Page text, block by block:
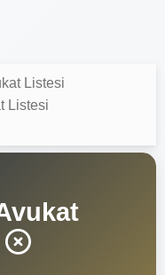
Listesi
Listesi